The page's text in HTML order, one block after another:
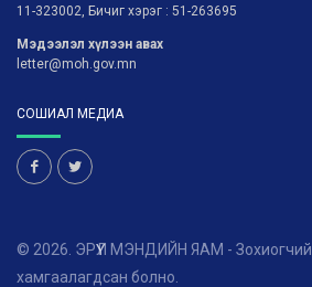
11-323002, Бичиг хэрэг : 51-263695
Мэдээлэл хүлээн авах
letter@moh.gov.mn
СОШИАЛ МЕДИА
© 2026. ЭРҮҮЛ МЭНДИЙН ЯАМ -
хамгаалагдсан болно.